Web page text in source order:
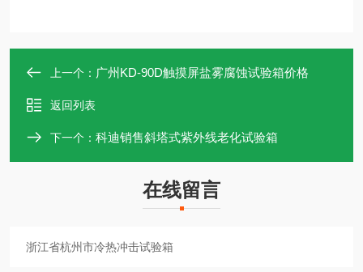
上一个： 广州KD-90D触摸屏盐雾腐蚀试验箱价格
返回列表
下一个： 科迪销售斜塔式紫外线老化试验箱
在线留言